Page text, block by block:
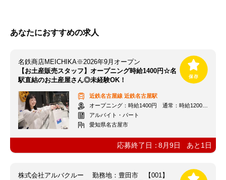
あなたにおすすめの求人
名鉄商店MEICHIKA※2026年9月オープン
【お土産販売スタッフ】オープニング時給1400円☆名
駅直結のお土産屋さん◎未経験OK！
近鉄名古屋線 近鉄名古屋駅
オープニング：時給1400円 通常：時給1200円～＋交通費全額支給
アルバイト・パート
愛知県名古屋市
応募終了日：8月9日 あと 1 日
株式会社アルバクルー 勤務地：豊田市 【001】